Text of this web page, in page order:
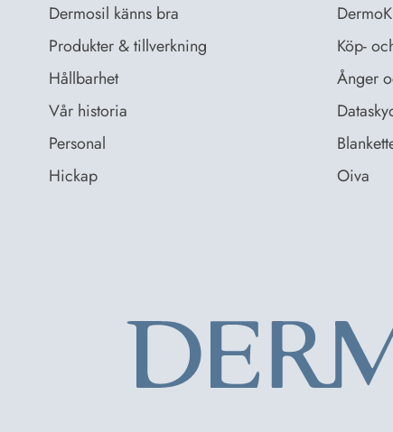
Dermosil känns bra
Produkter & tillverkning
Hållbarhet
Vår historia
Personal
Hickap
Köp-
Ånger
Oiva